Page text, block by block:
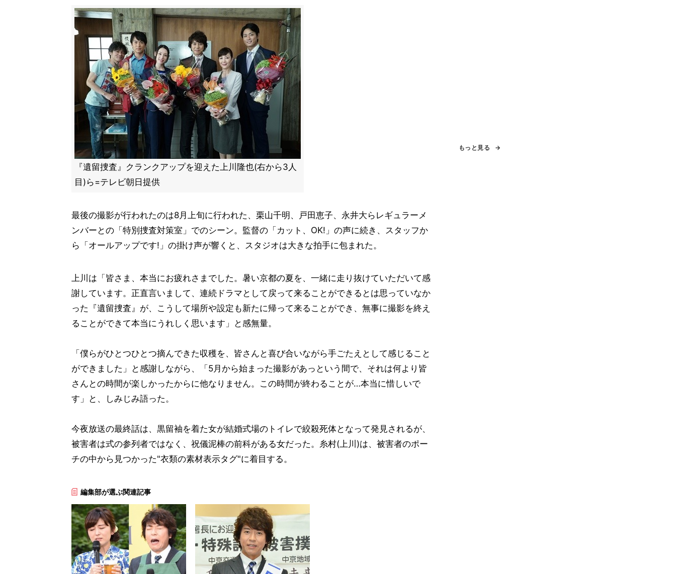
『遺留捜査』クランクアップを迎えた上川隆也(右から3人
目)ら=テレビ朝日提供
最後の撮影が行われたのは8月上旬に行われた、栗山千明、戸田恵子、永井大らレギュラーメ
ンバーとの「特別捜査対策室」でのシーン。監督の「カット、OK!」の声に続き、スタッフか
ら「オールアップです!」の掛け声が響くと、スタジオは大きな拍手に包まれた。
上川は「皆さま、本当にお疲れさまでした。暑い京都の夏を、一緒に走り抜けていただいて感
謝しています。正直言いまして、連続ドラマとして戻って来ることができるとは思っていなか
った『遺留捜査』が、こうして場所や設定も新たに帰って来ることができ、無事に撮影を終え
ることができて本当にうれしく思います」と感無量。
「僕らがひとつひとつ摘んできた収穫を、皆さんと喜び合いながら手ごたえとして感じること
ができました」と感謝しながら、「5月から始まった撮影があっという間で、それは何より皆
さんとの時間が楽しかったからに他なりません。この時間が終わることが…本当に惜しいで
す」と、しみじみ語った。
今夜放送の最終話は、黒留袖を着た女が結婚式場のトイレで絞殺死体となって発見されるが、
被害者は式の参列者ではなく、祝儀泥棒の前科がある女だった。糸村(上川)は、被害者のポー
チの中から見つかった"衣類の素材表示タグ"に着目する。
編集部が選ぶ関連記事
もっと見る